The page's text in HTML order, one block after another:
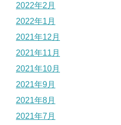
2022年2月
2022年1月
2021年12月
2021年11月
2021年10月
2021年9月
2021年8月
2021年7月